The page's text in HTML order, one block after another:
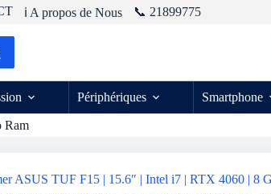
ℹ️ A propos de Nous 📞 21899775
Périphériques Smartphone
Ram
ASUS TUF F15 | 15.6″ | Intel i7 | RTX 4060 | 8